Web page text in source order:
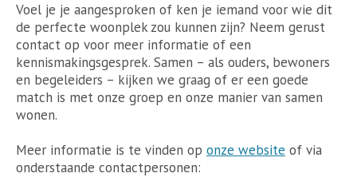
Voel je je aangesproken of ken je iemand voor wie dit
de perfecte woonplek zou kunnen zijn? Neem gerust
contact op voor meer informatie of een
kennismakingsgesprek. Samen – als ouders, bewoners
en begeleiders – kijken we graag of er een goede
match is met onze groep en onze manier van samen
wonen.
Meer informatie is te vinden op onze website of via
onderstaande contactpersonen: